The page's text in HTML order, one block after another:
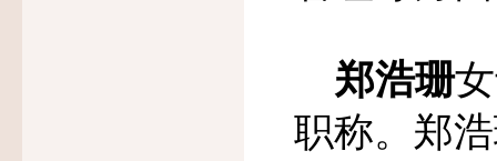
郑浩珊
职称。郑